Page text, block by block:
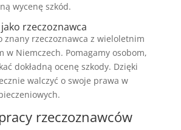
wycenę szkód.
jako rzeczoznawca
znany rzeczoznawca z wieloletnim
w Niemczech. Pomagamy osobom,
dokładną ocenę szkody. Dzięki
walczyć o swoje prawa w
rzeczoznawców